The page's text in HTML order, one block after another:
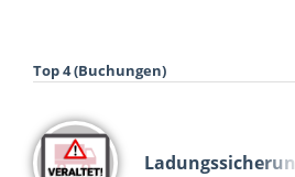
Top 4 (Buchungen)
Ladungssicherung